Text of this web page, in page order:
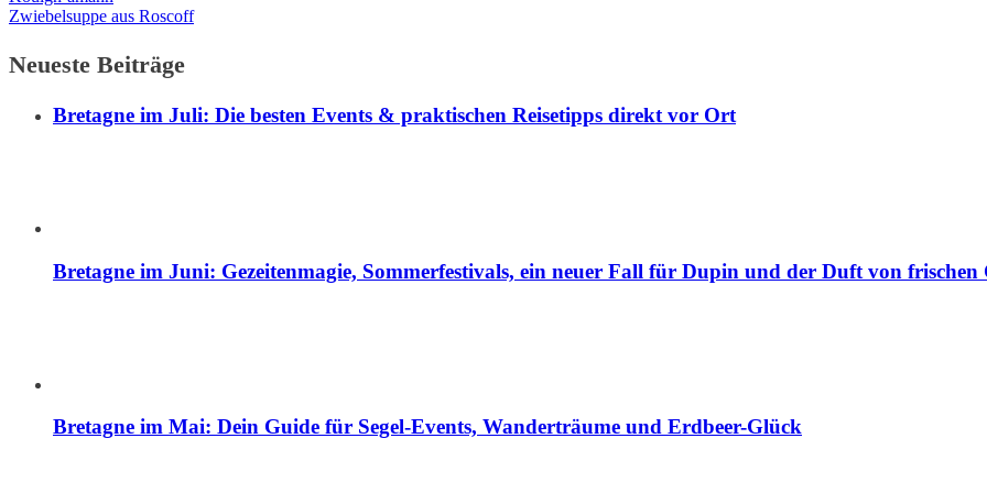
Zwiebelsuppe aus Roscoff
Neueste Beiträge
Bretagne im Juli: Die besten Events & praktischen Reisetipps direkt vor Ort
Bretagne im Juni: Gezeitenmagie, Sommerfestivals, ein neuer Fall für Dupin und der Duft von frischen
Bretagne im Mai: Dein Guide für Segel-Events, Wanderträume und Erdbeer-Glück